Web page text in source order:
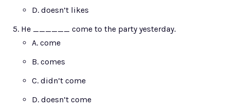
D. doesn’t likes
He ______ come to the party yesterday.
A. come
B. comes
C. didn’t come
D. doesn’t come